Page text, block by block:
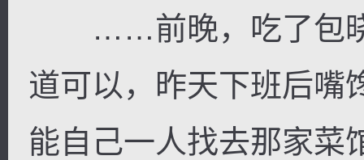
……前晚，吃了包晓
道可以，昨天下班后嘴
能自己一人找去那家菜